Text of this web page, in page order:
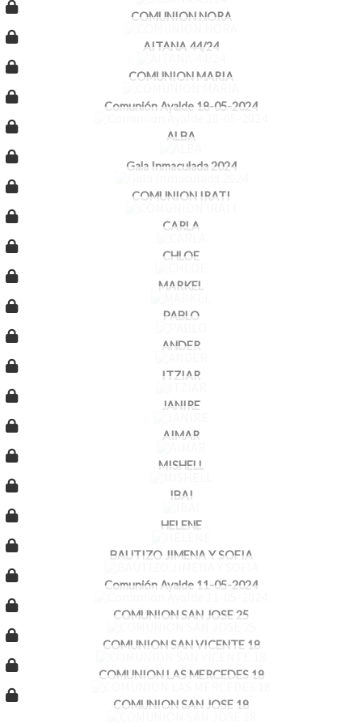
COMUNION NORA
AITANA 44/24
COMUNION MARIA
Comunión Ayalde 18-05-2024
ALBA
Gala Inmaculada 2024
COMUNION IRATI
CARLA
CHLOE
MARKEL
PABLO
ANDER
ITZIAR
JANIRE
AIMAR
MISHELL
IBAI
HELENE
BAUTIZO JIMENA Y SOFIA
Comunión Ayalde 11-05-2024
COMUNION SAN JOSE 25
COMUNION SAN VICENTE 18
COMUNION LAS MERCEDES 18
COMUNION SAN JOSE 18